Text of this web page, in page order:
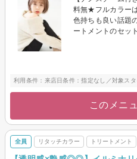
料無★フルカラー
色持ちも良い話題
ートメントのセッ
利用条件：来店日条件：指定なし／対象ス
このメニ
全員 リタッチカラー トリートメント